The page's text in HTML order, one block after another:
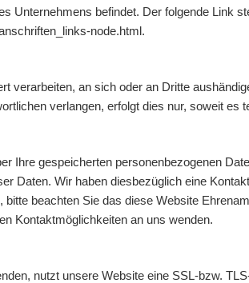
Unternehmens befindet. Der folgende Link
node.html.
verarbeiten, an sich oder an Dritte
verlangen, erfolgt dies nur, soweit es
Ihre gespeicherten personenbezogenen
Daten. Wir haben diesbezüglich eine
beachten Sie das diese Website
Kontaktmöglichkeiten an uns wenden.
nutzt unsere Website eine SSL-bzw.